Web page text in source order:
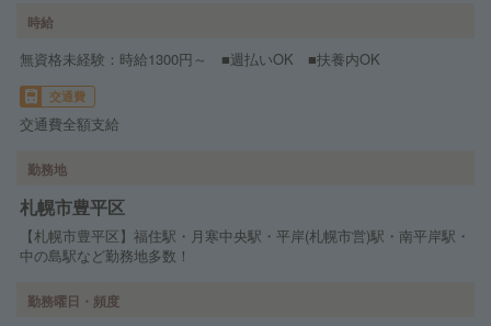
時給
無資格未経験：時給1300円～ ■週払いOK ■扶養内OK
交通費
交通費全額支給
勤務地
札幌市豊平区
【札幌市豊平区】福住駅・月寒中央駅・平岸(札幌市営)駅・南平岸駅・
中の島駅など勤務地多数！
勤務曜日・頻度